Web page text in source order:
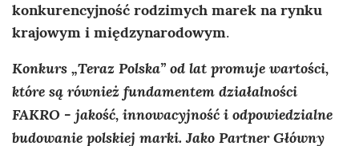
konkurencyjność rodzimych marek na rynku
krajowym i międzynarodowym.
Konkurs „Teraz Polska” od lat promuje wartości,
które są również fundamentem działalności
FAKRO - jakość, innowacyjność i odpowiedzialne
budowanie polskiej marki. Jako Partner Główny